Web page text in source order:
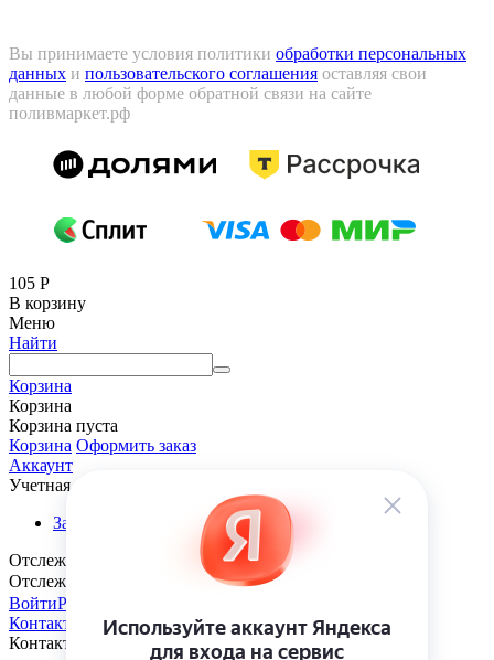
Вы принимаете условия политики обработки персональных
данных и пользовательского соглашения оставляя свои
данные в любой форме обратной связи на сайте
поливмаркет.рф
105 Р
В корзину
Меню
Найти
Корзина
Корзина
Корзина пуста
Корзина Оформить заказ
Аккаунт
Учетная запись
Заказы
Отслеживание заказа
Отслеживание заказа
ВойтиРегистрация
Контакты
Контакты